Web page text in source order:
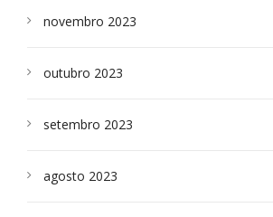
novembro 2023
outubro 2023
setembro 2023
agosto 2023